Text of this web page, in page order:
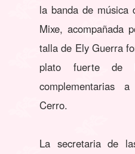
la banda de música
Mixe, acompañada
talla de Ely Guerra
plato fuerte de
complementarias
Cerro.
La secretaria de